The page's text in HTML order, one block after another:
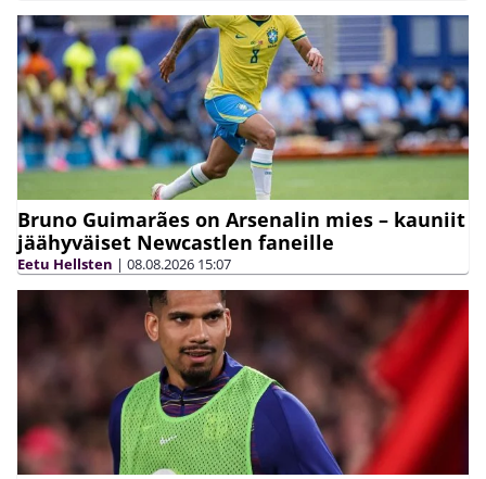
Bruno Guimarães on Arsenalin mies – kauniit
jäähyväiset Newcastlen faneille
Eetu Hellsten | 08.08.2026 15:07